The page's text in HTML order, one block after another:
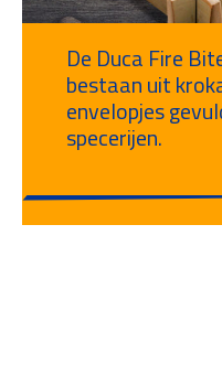
De Duca Fire
bestaan uit
envelopjes
specerijen.